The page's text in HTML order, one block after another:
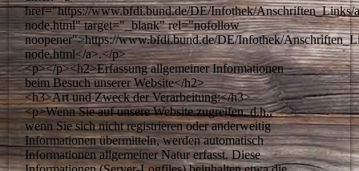
href="https://www.bfdi.bund.de/DE/Infothek/Anschriften_Links/
node.html" target="_blank" rel="nofollow
noopener">https://www.bfdi.bund.de/DE/Infothek/
node.html</a>.</p>
<p></p><h2>Erfassung allgemeiner Informationen
beim Besuch unserer Website</h2>
<h3>Art und Zweck der Verarbeitung:</h3>
<p>Wenn Sie auf unsere Website zugreifen, d.h.,
wenn Sie sich nicht registrieren oder anderweitig
Informationen übermitteln, werden automatisch
Informationen allgemeiner Natur erfasst. Diese